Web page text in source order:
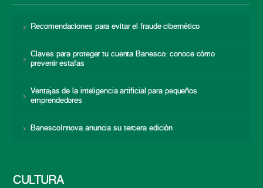
Recomendaciones para evitar el fraude cibernético
Claves para proteger tu cuenta Banesco: conoce cómo
prevenir estafas
Ventajas de la inteligencia artificial para pequeños
emprendedores
BanescoInnova anuncia su tercera edición
CULTURA